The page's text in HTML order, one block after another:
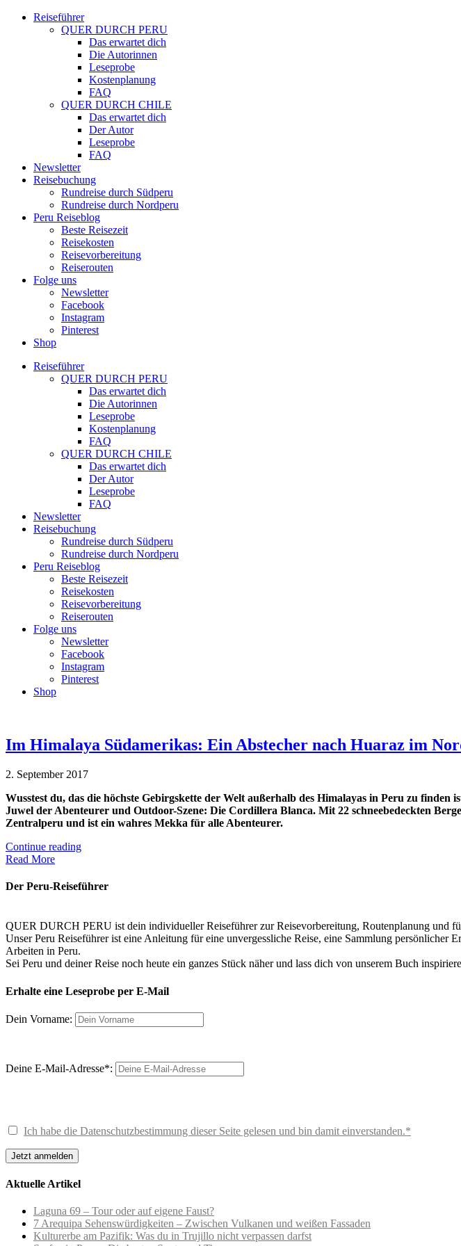
Reiseführer
QUER DURCH PERU
Das erwartet dich
Die Autorinnen
Leseprobe
Kostenplanung
FAQ
QUER DURCH CHILE
Das erwartet dich
Der Autor
Leseprobe
FAQ
Newsletter
Reisebuchung
Rundreise durch Südperu
Rundreise durch Nordperu
Peru Reiseblog
Beste Reisezeit
Reisekosten
Reisevorbereitung
Reiserouten
Folge uns
Newsletter
Facebook
Instagram
Pinterest
Shop
Reiseführer
QUER DURCH PERU
Das erwartet dich
Die Autorinnen
Leseprobe
Kostenplanung
FAQ
QUER DURCH CHILE
Das erwartet dich
Der Autor
Leseprobe
FAQ
Newsletter
Reisebuchung
Rundreise durch Südperu
Rundreise durch Nordperu
Peru Reiseblog
Beste Reisezeit
Reisekosten
Reisevorbereitung
Reiserouten
Folge uns
Newsletter
Facebook
Instagram
Pinterest
Shop
Im Himalaya Südamerikas: Ein Abstecher nach Huaraz im
2. September 2017
Wusstest du, das die höchste Gebirgskette der Welt außerhalb des Himalayas in Peru zu
Juwel der Abenteurer und Outdoor-Szene: Die Cordillera Blanca. Mit 22 schneebedeckten
Zentralperu und ist ein wahres Mekka für alle Abenteurer.
Continue reading
Read More
Der Peru-Reiseführer
QUER DURCH PERU ist dein individueller Reiseführer zur Reisevorbereitung, Routenplanung und
Unser Peru Reiseführer ist eine Anleitung für eine unvergessliche Reise, eine Sammlung persönlicher
Arbeiten in Peru.
Sei Peru und deiner Reise noch heute ein ganzes Stück näher und lass dich von unserem Buch
Erhalte eine Leseprobe per E-Mail
Dein Vorname:
Deine E-Mail-Adresse*:
Ich habe die Datenschutzbestimmung dieser Seite gelesen und bin damit einverstanden.*
Aktuelle Artikel
Laguna 69 – Tour oder auf eigene Faust?
7 Arequipa Sehenswürdigkeiten – Zwischen Vulkanen und weißen Fassaden
Kulturerbe am Pazifik: Was du in Trujillo nicht verpassen darfst